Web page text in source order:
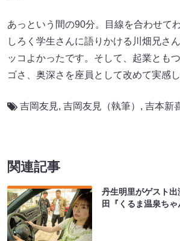
あっという間の90分。目線を合わせて
しろく学生さんに語りかける川畑兄さ
ッコよかったです。そして、起業とも
ゴさ、奥深さを座員として改めて実感
吉岡友見, 吉岡友見（執筆） , 吉本新
関連記事
丹生明里がゲスト
田『くるま温泉ち